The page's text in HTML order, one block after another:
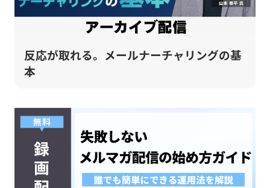
反応が取れる。メールナーチャリングの基
本